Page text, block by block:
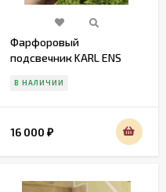
Фарфоровый
подсвечник KARL ENS
В НАЛИЧИИ
16 000 ₽